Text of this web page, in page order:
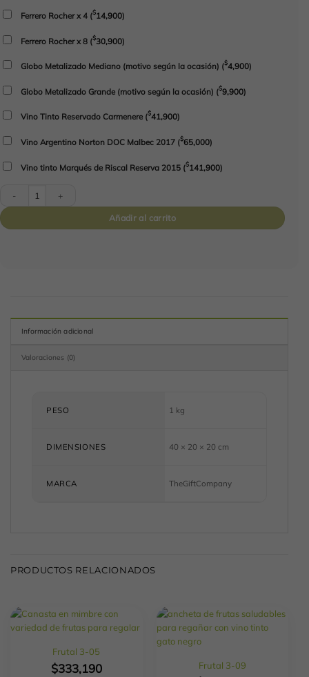
Ferrero Rocher x 4 ($14,900)
Ferrero Rocher x 8 ($30,900)
Globo Metalizado Mediano (motivo según la ocasión) ($4,900)
Globo Metalizado Grande (motivo según la ocasión) ($9,900)
Vino Tinto Reservado Carmenere ($41,900)
Vino Argentino Norton DOC Malbec 2017 ($65,000)
Vino tinto Marqués de Riscal Reserva 2015 ($141,900)
Añadir al carrito
Información adicional
Valoraciones (0)
PESO 1 kg
DIMENSIONES 40 × 20 × 20 cm
MARCA TheGiftCompany
PRODUCTOS RELACIONADOS
Frutal 3-05
$333,190 Frutal 3-09